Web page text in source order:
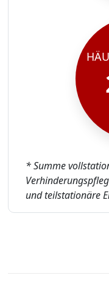
* Summe
und teilstationäre